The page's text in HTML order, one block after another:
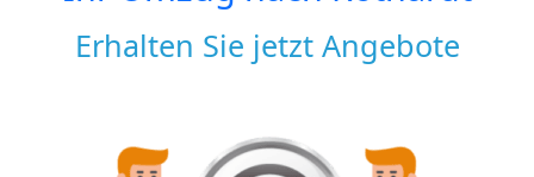
Erhalten Sie jetzt Angebote